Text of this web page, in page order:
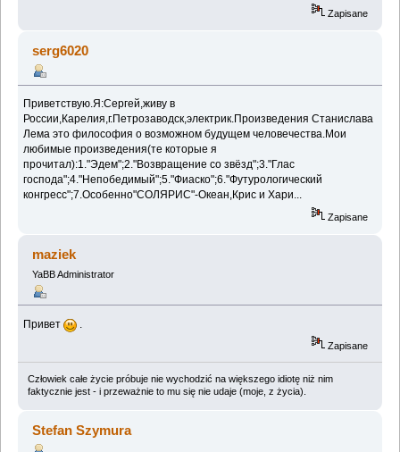
Zapisane
serg6020
Приветствую.Я:Сергей,живу в
России,Карелия,г.Петрозаводск,электрик.Произведения Станислава
Лема это философия о возможном будущем человечества.Мои
любимые произведения(те которые я
прочитал):1."Эдем";2."Возвращение со звёзд";3."Глас
господа";4."Непобедимый";5."Фиаско";6."Футурологический
конгресс";7.Особенно"СОЛЯРИС"-Океан,Крис и Хари...
Zapisane
maziek
YaBB Administrator
Привет
Zapisane
Człowiek całe życie próbuje nie wychodzić na większego idiotę niż nim
faktycznie jest - i przeważnie to mu się nie udaje (moje, z życia).
Stefan Szymura